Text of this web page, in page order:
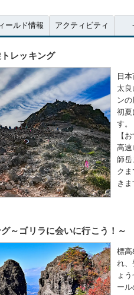
レッキング
日
太
ン
初
す。
【
高
師
ク
きま
～ゴリラに会いに行こう！～
標
れ
ょ
ー